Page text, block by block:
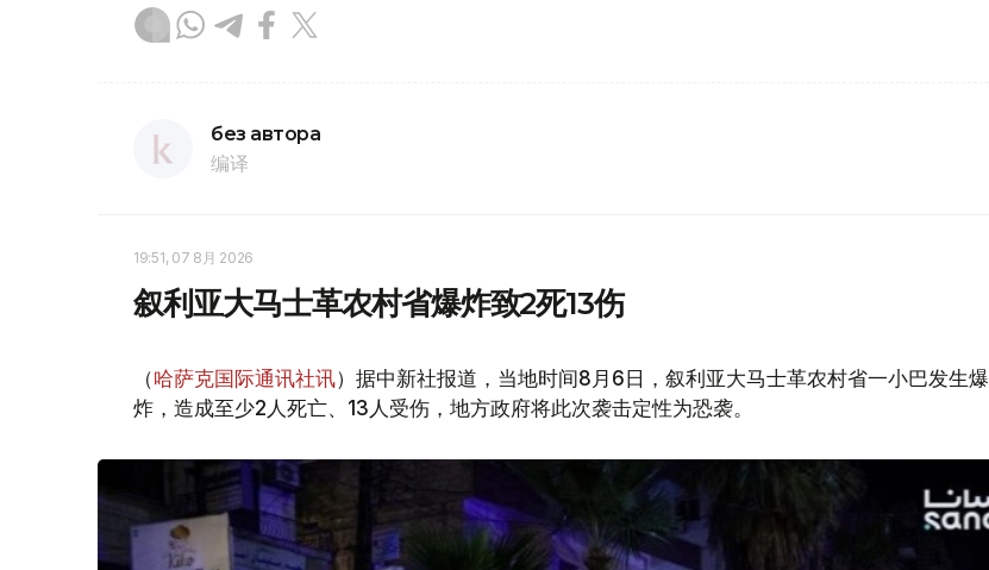
без автора
编译
19:51, 07 8月 2026
叙利亚大马士革农村省爆炸致2死13伤
（哈萨克国际通讯社讯）据中新社报道，当地时间8月6日，叙利亚大马士革农村省一小巴发生爆
炸，造成至少2人死亡、13人受伤，地方政府将此次袭击定性为恐袭。